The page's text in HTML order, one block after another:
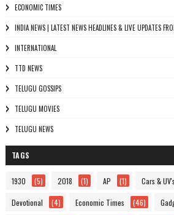
ECONOMIC TIMES
INDIA NEWS | LATEST NEWS HEADLINES & LIVE UPDATES
INTERNATIONAL
TTD NEWS
TELUGU GOSSIPS
TELUGU MOVIES
TELUGU NEWS
TAGS
1930 (5) 2018 (1) AP (1) Cars & UV's
Devotional (4) Economic Times (46)